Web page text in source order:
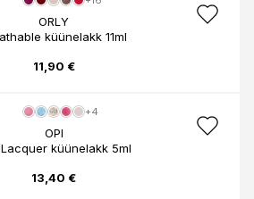
ORLY
küünelakk 11ml
11,90 €
+4
OPI
küünelakk 5ml
13,40 €